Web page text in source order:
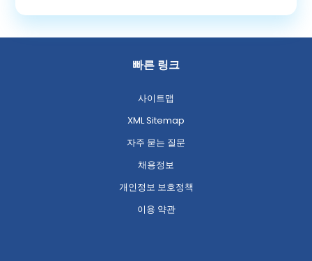
빠른 링크
사이트맵
XML Sitemap
자주 묻는 질문
채용정보
개인정보 보호정책
이용 약관